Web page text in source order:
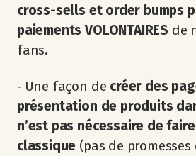
cross-sells et order bumps
paiements VOLONTAIRES de
fans.
‐ Une façon de créer des
présentation de produits
n’est pas nécessaire de
classique (pas de